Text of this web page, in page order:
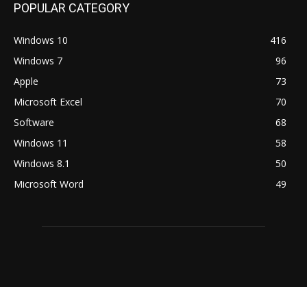
POPULAR CATEGORY
Windows 10
416
Windows 7
96
Apple
73
Microsoft Excel
70
Software
68
Windows 11
58
Windows 8.1
50
Microsoft Word
49